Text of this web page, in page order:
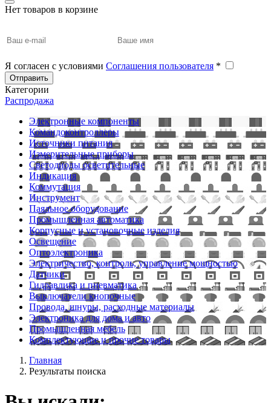
Нет товаров в корзине
Я согласен с условиями Соглашения пользователя *
Отправить
Категории
Распродажа
Электронные компоненты
Командоконтроллеры
Источники питания
Измерительные приборы
Светодиоды осветительные
Индикация
Коммутация
Инструмент
Паяльное оборудование
Промышленная автоматика
Корпусные и установочные изделия
Освещение
Оптоэлектроника
Электричество, контроль, управление мощностью
Датчики
Гидравлика и пневматика
Выключатели кнопочные
Провода, шнуры, расходные материалы
Электроника для дома и авто
Промышленная мебель
Комплектующие и прочие товары
Главная
Результаты поиска